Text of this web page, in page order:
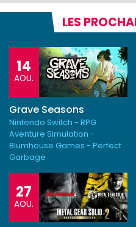
LES
14
AOU.
Grave Seasons
Nintendo Switch - RPG
Aventure Simulation -
Blumhouse Games - Perfect
Garbage
27
AOU.